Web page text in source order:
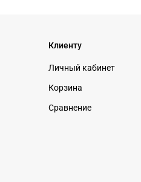
Клиенту
Личный кабинет
Корзина
Сравнение